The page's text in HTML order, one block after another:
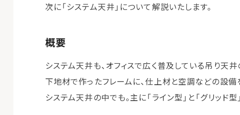
次に「システム天井」について解説いたします。
概要
システム天井も、オフィスで広く普及している吊り天井
下地材で作ったフレームに、仕上材と空調などの設備
システム天井の中でも。主に「ライン型」と「グリッド